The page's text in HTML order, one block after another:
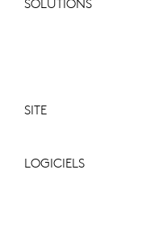
SITE
LOGICIELS